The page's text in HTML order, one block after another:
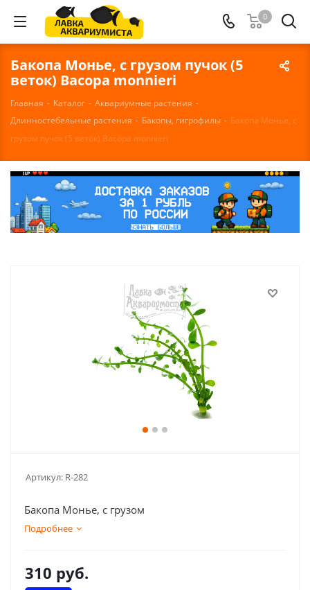
0
Бакопа Монье, с грузом пучок (5
веток) Bacopa monnieri
Главная - Каталог - Аквариумные растения -
Длинностебельные растения - Бакопы, гигрофилы - Бакопа Монье, с
грузом пучок (5 веток) Bacopa monnieri
Артикул: R-282
Бакопа Монье, с грузом
Подробнее
310 руб.